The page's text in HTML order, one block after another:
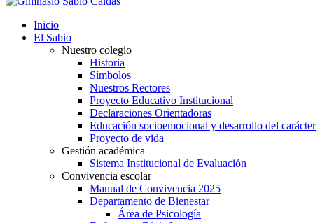
Inicio
El Sabio
Nuestro colegio
Historia
Símbolos
Nuestros Rectores
Proyecto Educativo Institucional
Declaraciones Orientadoras
Educación socioemocional y desarrollo del carácter
Proyecto de vida
Gestión académica
Sistema Institucional de Evaluación
Convivencia escolar
Manual de Convivencia 2025
Departamento de Bienestar
Área de Psicología